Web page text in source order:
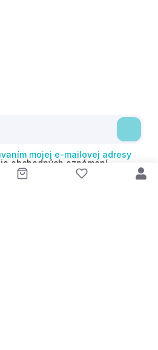
mojej e-mailovej adresy
obchodných oznámení
s čl. 6 ods. 1 písm. a)
súhlas môžem kedykoľvek